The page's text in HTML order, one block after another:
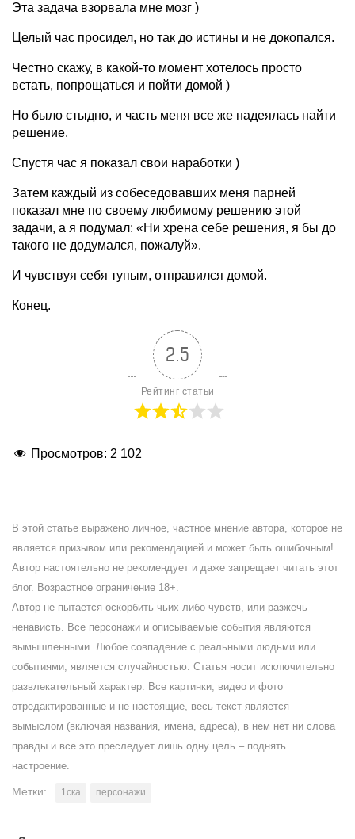
Эта задача взорвала мне мозг )
Целый час просидел, но так до истины и не докопался.
Честно скажу, в какой-то момент хотелось просто
встать, попрощаться и пойти домой )
Но было стыдно, и часть меня все же надеялась найти
решение.
Спустя час я показал свои наработки )
Затем каждый из собеседовавших меня парней
показал мне по своему любимому решению этой
задачи, а я подумал: «Ни хрена себе решения, я бы до
такого не додумался, пожалуй».
И чувствуя себя тупым, отправился домой.
Конец.
2.5
Рейтинг статьи
Просмотров: 2 102
В этой статье выражено личное, частное мнение автора, которое не
является призывом или рекомендацией и может быть ошибочным!
Автор настоятельно не рекомендует и даже запрещает читать этот
блог. Возрастное ограничение 18+.
Автор не пытается оскорбить чьих-либо чувств, или разжечь
ненависть. Все персонажи и описываемые события являются
вымышленными. Любое совпадение с реальными людьми или
событиями, является случайностью. Статья носит исключительно
развлекательный характер. Все картинки, видео и фото
отредактированные и не настоящие, весь текст является
вымыслом (включая названия, имена, адреса), в нем нет ни слова
правды и все это преследует лишь одну цель – поднять
настроение.
Метки: 1ска персонажи